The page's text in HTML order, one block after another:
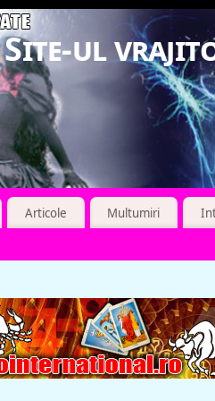
ul
Articole Multumiri